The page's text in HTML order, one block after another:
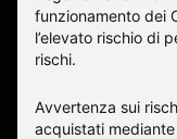
funzionamento dei
l’elevato rischio di
rischi.
Avvertenza sui
acquistati